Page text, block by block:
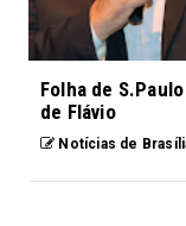
Folha de
de Flávio
Notícias de